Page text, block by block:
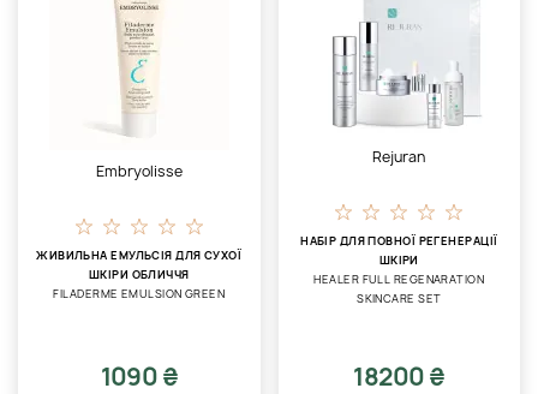
Embryolisse
ЖИВИЛЬНА ЕМУЛЬСІЯ ДЛЯ СУХОЇ
ШКІРИ ОБЛИЧЧЯ
FILADERME EMULSION GREEN
1090 ₴
Rejuran
НАБІР ДЛЯ ПОВНОЇ РЕГЕНЕРАЦІЇ
ШКІРИ
HEALER FULL REGENARATION
SKINCARE SET
18200 ₴